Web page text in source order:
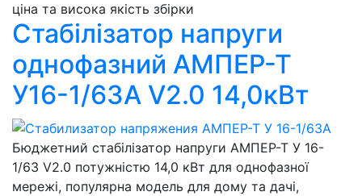
ціна та висока якість збірки
Стабілізатор напруги
однофазний АМПЕР-Т
У16-1/63А V2.0 14,0кВт
Бюджетний стабілізатор напруги АМПЕР-Т У 16-
1/63 V2.0 потужністю 14,0 кВт для однофазної
мережі, популярна модель для дому та дачі,